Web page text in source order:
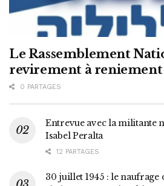
Le Rassemblement
revirement à reniement
0 PARTAGES
Entrevue avec la militante
Isabel Peralta
12 PARTAGES
30 juillet 1945 : le naufrage